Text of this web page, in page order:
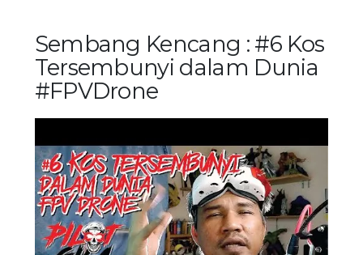
Sembang Kencang : #6 Kos
Tersembunyi dalam Dunia
#FPVDrone